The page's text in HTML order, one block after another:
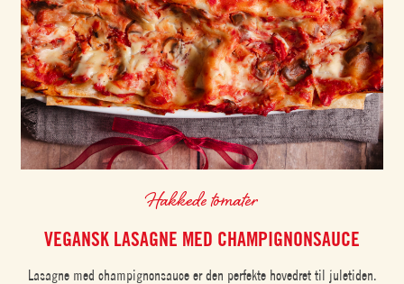
Hakkede tomater
VEGANSK LASAGNE MED CHAMPIGNONSAUCE
Lasagne med champignonsauce er den perfekte hovedret til juletiden.